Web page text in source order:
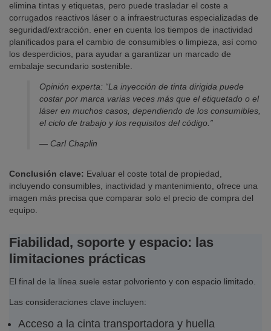
elimina tintas y etiquetas, pero puede trasladar el coste a
corrugados reactivos láser o a infraestructuras especializadas de
seguridad/extracción. ener en cuenta los tiempos de inactividad
planificados para el cambio de consumibles o limpieza, así como
los desperdicios, para ayudar a garantizar un marcado de
embalaje secundario sostenible.
Opinión experta: “La inyección de tinta dirigida puede
costar por marca varias veces más que el etiquetado o el
láser en muchos casos, dependiendo de los consumibles,
el ciclo de trabajo y los requisitos del código.”
— Carl Chaplin
Conclusión clave: Evaluar el coste total de propiedad,
incluyendo consumibles, inactividad y mantenimiento, ofrece una
imagen más precisa que comparar solo el precio de compra del
equipo.
Fiabilidad, soporte y espacio: las
limitaciones prácticas
El final de la línea suele estar polvoriento y con espacio limitado.
Las consideraciones clave incluyen:
Acceso a la cinta transportadora y huella